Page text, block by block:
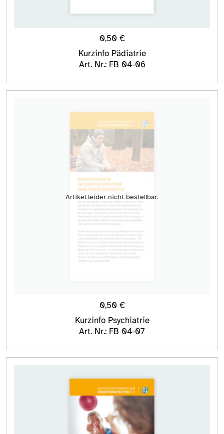
0,50 €
Kurzinfo Pädiatrie
Art. Nr.: FB 04-06
Artikel leider nicht bestellbar.
0,50 €
Kurzinfo Psychiatrie
Art. Nr.: FB 04-07